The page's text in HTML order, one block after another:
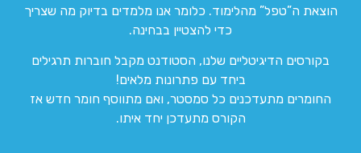
הוצאת ה”טפל” מהלימוד. כלומר אנו מלמדים בדיוק מה שצריך
כדי להצטיין בבחינה.
בקורסים הדיגיטליים שלנו, הסטודנט מקבל חוברות תרגילים
ביחד עם פתרונות מלאים!
החומרים מתעדכנים כל סמסטר, ואם מתווסף חומר חדש אז
הקורס מתעדכן יחד איתו.